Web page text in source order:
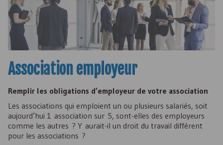
Association employeur
Remplir les obligations d’employeur de votre association
Les associations qui emploient un ou plusieurs salariés, soit
aujourd’hui 1 association sur 5, sont-elles des employeurs
comme les autres ? Y aurait-il un droit du travail différent
pour les associations ?